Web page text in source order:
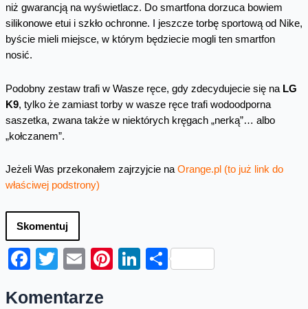
niż gwarancją na wyświetlacz. Do smartfona dorzuca bowiem
silikonowe etui i szkło ochronne. I jeszcze torbę sportową od Nike,
byście mieli miejsce, w którym będziecie mogli ten smartfon
nosić.
Podobny zestaw trafi w Wasze ręce, gdy zdecydujecie się na LG
K9, tylko że zamiast torby w wasze ręce trafi wodoodporna
saszetka, zwana także w niektórych kręgach „nerką”… albo
„kołczanem”.
Jeżeli Was przekonałem zajrzyjcie naOrange.pl (to już link do
właściwej podstrony)
Skomentuj
Facebook
Twitter
EmailPinterest
LinkedIn
Share
Komentarze